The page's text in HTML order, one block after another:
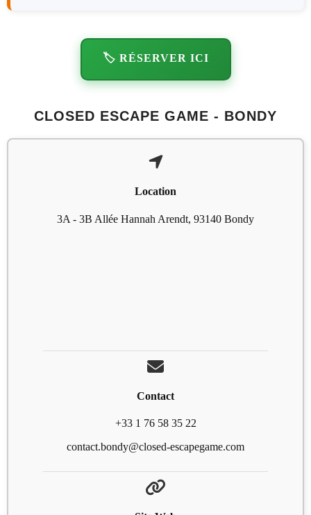
🏷️ RÉSERVER ICI
CLOSED ESCAPE GAME - BONDY
Location
3A - 3B Allée Hannah Arendt, 93140 Bondy
Contact
+33 1 76 58 35 22
contact.bondy@closed-escapegame.com